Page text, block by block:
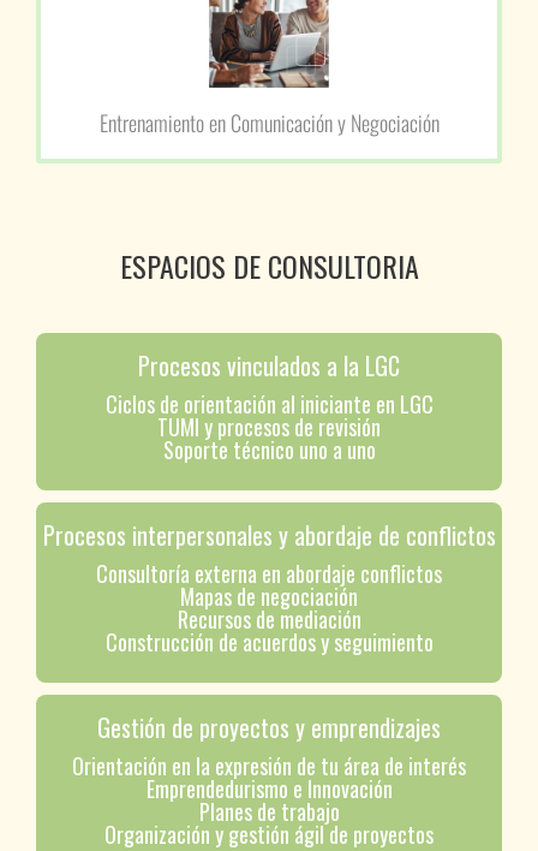
Entrenamiento en Comunicación y Negociación
ESPACIOS DE CONSULTORIA
Procesos vinculados a la LGC
Ciclos de orientación al iniciante en LGC
TUMI y procesos de revisión
Soporte técnico uno a uno
Procesos interpersonales y abordaje de conflictos
Consultoría externa en abordaje conflictos
Mapas de negociación
Recursos de mediación
Construcción de acuerdos y seguimiento
Gestión de proyectos y emprendizajes
Orientación en la expresión de tu área de interés
Emprendedurismo e Innovación
Planes de trabajo
Organización y gestión ágil de proyectos